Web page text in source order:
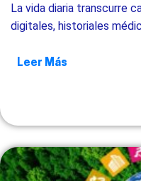
La vida diaria transcurre
digitales, historiales
Leer Más